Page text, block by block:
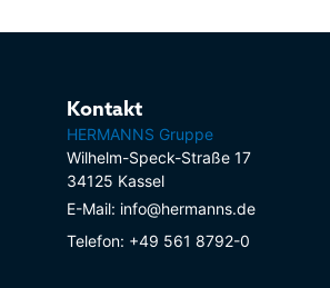
Kontakt
HERMANNS Gruppe
Wilhelm-Speck-Straße 17
34125 Kassel
E-Mail: info@hermanns.de
Telefon: +49 561 8792-0